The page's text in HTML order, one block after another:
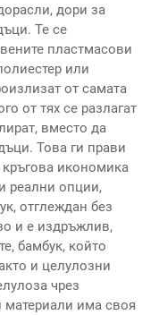
дори за
Те се
пластмасови
или
от самата
от тях се разлагат
вместо да
Това ги прави
кръгова икономика
реални опции,
отглеждан без
и е издръжлив,
бамбук, който
и целулозни
чрез
материали има своя